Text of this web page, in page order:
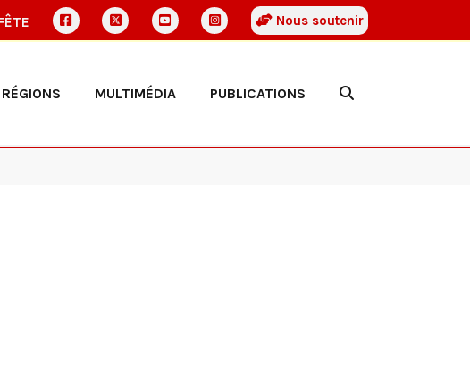
Nous soutenir
MULTIMÉDIA PUBLICATIONS